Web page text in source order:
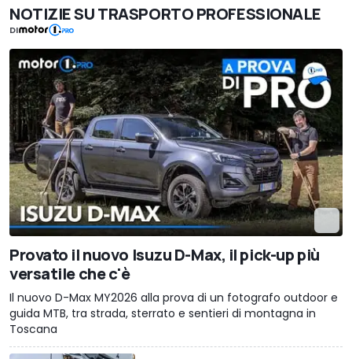
NOTIZIE SU TRASPORTO PROFESSIONALE
DI
Provato il nuovo Isuzu D-Max, il pick-up più
versatile che c'è
Il nuovo D-Max MY2026 alla prova di un fotografo outdoor e
guida MTB, tra strada, sterrato e sentieri di montagna in
Toscana